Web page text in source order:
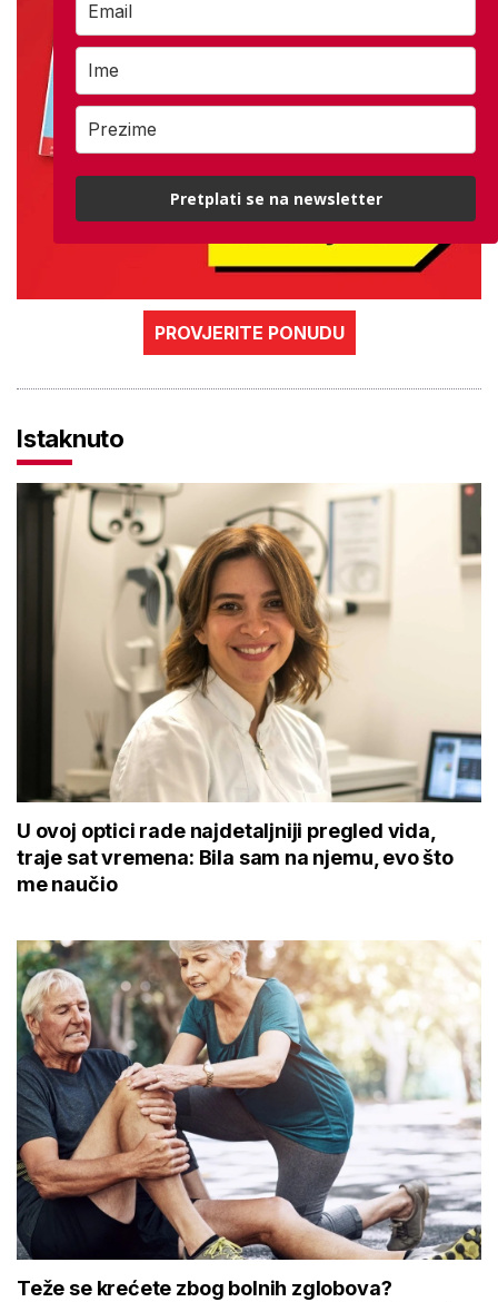
PROVJERITE PONUDU
Istaknuto
U ovoj optici rade najdetaljniji pregled vida,
traje sat vremena: Bila sam na njemu, evo što
me naučio
Teže se krećete zbog bolnih zglobova?
Pretplati se na newsletter